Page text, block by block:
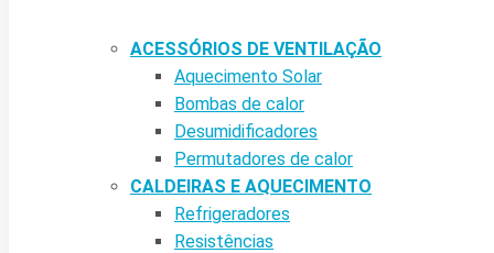
ACESSÓRIOS DE VENTILAÇÃO
Aquecimento Solar
Bombas de calor
Desumidificadores
Permutadores de calor
CALDEIRAS E AQUECIMENTO
Refrigeradores
Resistências